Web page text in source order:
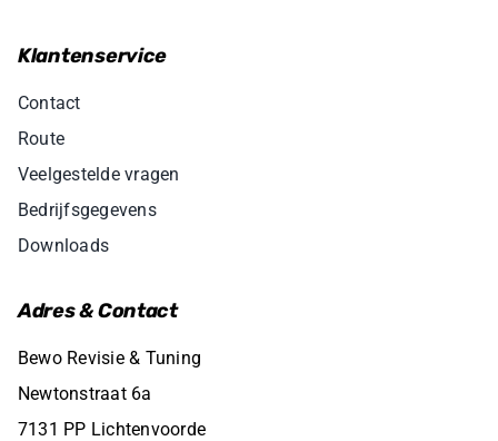
Klantenservice
Contact
Route
Veelgestelde vragen
Bedrijfsgegevens
Downloads
Adres & Contact
Bewo Revisie & Tuning
Newtonstraat 6a
7131 PP Lichtenvoorde